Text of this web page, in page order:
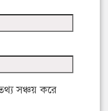
সঞ্চয় করে